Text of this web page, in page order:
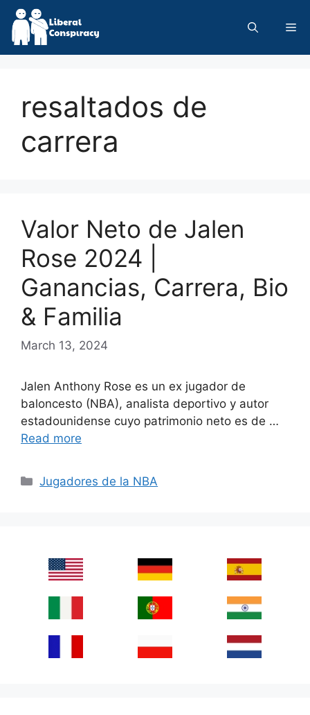
Skip
content
resaltados de
carrera
Valor Neto de Jalen
Rose 2024 |
Ganancias, Carrera, Bio
& Familia
March 13, 2024
Jalen Anthony Rose es un ex jugador de
baloncesto (NBA), analista deportivo y autor
estadounidense cuyo patrimonio neto es de …
Read more
Categories
Jugadores de la NBA